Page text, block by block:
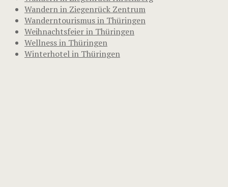
Wandern in Ziegenrück Zentrum
Wanderntourismus in Thüringen
Weihnachtsfeier in Thüringen
Wellness in Thüringen
Winterhotel in Thüringen